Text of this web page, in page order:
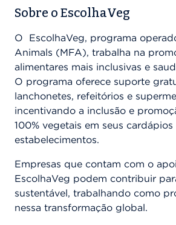
Sobre o EscolhaVeg
O EscolhaVeg, programa
Animals (MFA), trabalha na
alimentares mais inclusivas e
O programa oferece suporte
lanchonetes, refeitórios e
incentivando a inclusão e
100% vegetais em seus cardápios
estabelecimentos.
Empresas que contam com o
EscolhaVeg podem contribuir
sustentável, trabalhando como
nessa transformação global.